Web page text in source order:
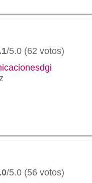
/5.0 (62 votos)
/5.0 (56 votos)